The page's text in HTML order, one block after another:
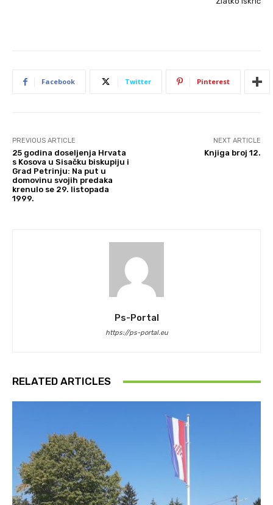
Facebook Twitter Pinterest
PREVIOUS ARTICLE
25 godina doseljenja Hrvata
s Kosova u Sisačku biskupiju i
Grad Petrinju: Na put u
domovinu svojih predaka
krenulo se 29. listopada
1999.
NEXT ARTICLE
Knjiga broj 12.
Ps-Portal
https://ps-portal.eu
RELATED ARTICLES